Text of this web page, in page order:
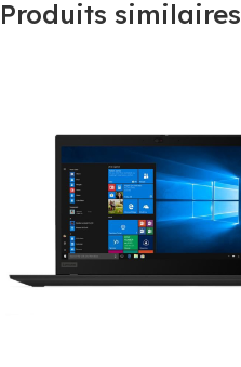
Produits similaires